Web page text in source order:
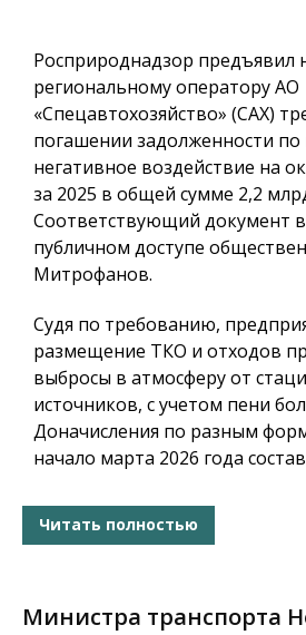
Росприроднадзор предъявил
региональному оператору АО
«Спецавтохозяйство» (САХ)
погашении задолженности по
негативное воздействие на
за 2025 в общей сумме 2,2
Соответствующий документ
публичном доступе
Митрофанов.
Судя по требованию,
размещение ТКО и отходов
выбросы в атмосферу от
источников, с учетом пени
Доначисления по разным
начало марта 2026 года
Читать полностью
Министра транспорта